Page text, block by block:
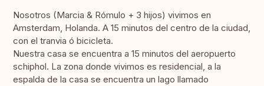
Nosotros (Marcia & Rómulo + 3 hijos) vivimos en
Amsterdam, Holanda. A 15 minutos del centro de la ciudad,
con el tranvia ó bicicleta.
Nuestra casa se encuentra a 15 minutos del aeropuerto
schiphol. La zona donde vivimos es residencial, a la
espalda de la casa se encuentra un lago llamado